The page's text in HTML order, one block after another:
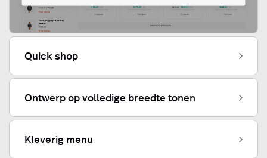
Quick shop
Ontwerp op volledige breedte tonen
Kleverig menu